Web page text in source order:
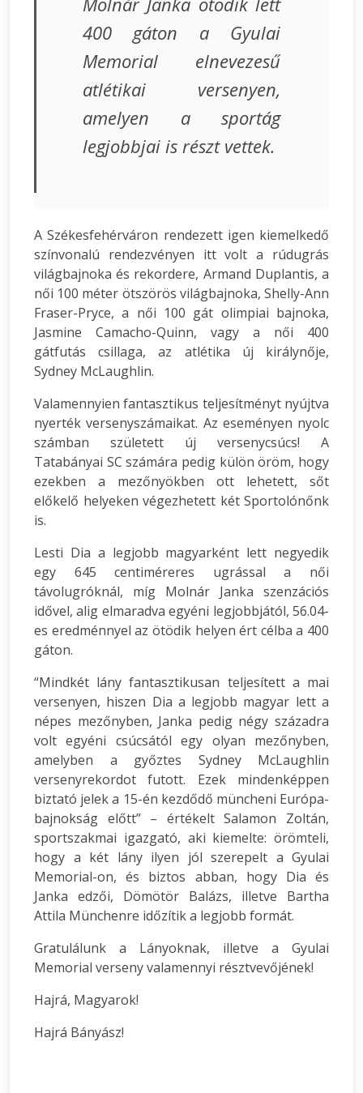
400 gáton a Gyulai
Memorial elnevezesű
atlétikai versenyen,
amelyen a sportág
legjobbjai is részt vettek.
A Székesfehérváron rendezett igen kiemelkedő
színvonalú rendezvényen itt volt a rúdugrás
világbajnoka és rekordere, Armand Duplantis, a
női 100 méter ötszörös világbajnoka, Shelly-Ann
Fraser-Pryce, a női 100 gát olimpiai bajnoka,
Jasmine Camacho-Quinn, vagy a női 400
gátfutás csillaga, az atlétika új királynője,
Sydney McLaughlin.
Valamennyien fantasztikus teljesítményt nyújtva
nyerték versenyszámaikat. Az eseményen nyolc
számban született új versenycsúcs! A
Tatabányai SC számára pedig külön öröm, hogy
ezekben a mezőnyökben ott lehetett, sőt
előkelő helyeken végezhetett két Sportolónőnk
is.
Lesti Dia a legjobb magyarként lett negyedik
egy 645 centiméreres ugrással a női
távolugróknál, míg Molnár Janka szenzációs
idővel, alig elmaradva egyéni legjobbjától, 56.04-
es eredménnyel az ötödik helyen ért célba a 400
gáton.
“Mindkét lány fantasztikusan teljesített a mai
versenyen, hiszen Dia a legjobb magyar lett a
népes mezőnyben, Janka pedig négy századra
volt egyéni csúcsától egy olyan mezőnyben,
amelyben a győztes Sydney McLaughlin
versenyrekordot futott. Ezek mindenképpen
biztató jelek a 15-én kezdődő müncheni Európa-
bajnokság előtt” – értékelt Salamon Zoltán,
sportszakmai igazgató, aki kiemelte: örömteli,
hogy a két lány ilyen jól szerepelt a Gyulai
Memorial-on, és biztos abban, hogy Dia és
Janka edzői, Dömötör Balázs, illetve Bartha
Attila Münchenre időzítik a legjobb formát.
Gratulálunk a Lányoknak, illetve a Gyulai
Memorial verseny valamennyi résztvevőjének!
Hajrá, Magyarok!
Hajrá Bányász!